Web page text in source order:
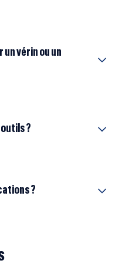
un vérin ou un
?
?